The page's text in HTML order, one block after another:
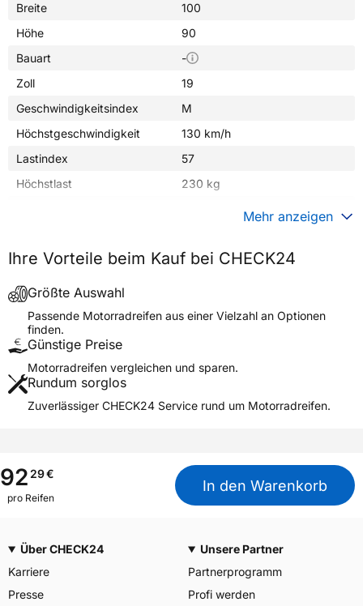
Breite
100
Höhe
90
Bauart
-
Zoll
19
Geschwindigkeitsindex
M
Höchstgeschwindigkeit
130 km/h
Lastindex
57
Höchstlast
230 kg
Fahrzeugtyp
Motorrad
Verwendung
Modellname
STARCROSS 6 MUD
Reifenposition
Motorradtyp
Motocross
Weitere Eigenschaften
M+S
Nein
Motorrad Kennzeichnung
M/C
Allgemeine Produktsicherheit (GPSR)
MANUFACTURE FRANCAISE
DES PNEUMATIQUES
MICHELIN, place des
Mehr anzeigen
Ihre Vorteile beim Kauf bei CHECK24
Größte Auswahl
Passende Motorradreifen aus einer Vielzahl an Optionen
finden.
Günstige Preise
Motorradreifen vergleichen und sparen.
Rundum sorglos
Zuverlässiger CHECK24 Service rund um Motorradreifen.
92 29€
pro Reifen
In den Warenkorb
Über CHECK24
Karriere
Presse
Unsere Partner
Partnerprogramm
Profi werden